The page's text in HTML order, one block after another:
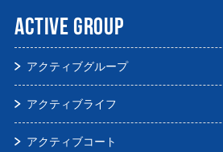
ACTIVE GROUP
アクティブグループ
アクティブライフ
アクティブコート